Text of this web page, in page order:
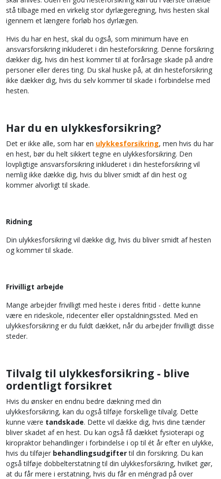
stå tilbage med en virkelig stor dyrlægeregning, hvis hesten skal
igennem et længere forløb hos dyrlægen.
Hvis du har en hest, skal du også, som minimum have en
ansvarsforsikring inkluderet i din hesteforsikring. Denne forsikring
dækker dig, hvis din hest kommer til at forårsage skade på andre
personer eller deres ting. Du skal huske på, at din hesteforsikring
ikke dækker dig, hvis du selv kommer til skade i forbindelse med
hesten.
Har du en ulykkesforsikring?
Det er ikke alle, som har en ulykkesforsikring, men hvis du har
en hest, bør du helt sikkert tegne en ulykkesforsikring. Den
lovpligtige ansvarsforsikring inkluderet i din hesteforsikring vil
nemlig ikke dække dig, hvis du bliver smidt af din hest og
kommer alvorligt til skade.
Ridning
Din ulykkesforsikring vil dække dig, hvis du bliver smidt af hesten
og kommer til skade.
Frivilligt arbejde
Mange arbejder frivilligt med heste i deres fritid - dette kunne
være en rideskole, ridecenter eller opstaldningssted. Med en
ulykkesforsikring er du fuldt dækket, når du arbejder frivilligt disse
steder.
Tilvalg til ulykkesforsikring - blive
ordentligt forsikret
Hvis du ønsker en endnu bedre dækning med din
ulykkesforsikring, kan du også tilføje forskellige tilvalg. Dette
kunne være tandskade. Dette vil dække dig, hvis dine tænder
bliver skadet af en hest. Du kan også få dækket fysioterapi og
kiropraktor behandlinger i forbindelse i op til ét år efter en ulykke,
hvis du tilføjer behandlingsudgiftertil din forsikring. Du kan
også tilføje dobbelterstatning til din ulykkesforsikring, hvilket gør,
at du får mere i erstatning, hvis du får en méngrad på over